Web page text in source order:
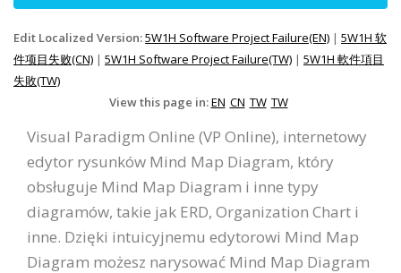
Edit Localized Version:5W1H Software Project Failure(EN) | 5W1H 软
件项目失败(CN) | 5W1H Software Project Failure(TW) | 5W1H 軟件項目
失敗(TW)
View this page in:EN CN TW TW
Visual Paradigm Online (VP Online), internetowy
edytor rysunków Mind Map Diagram, który
obsługuje Mind Map Diagram i inne typy
diagramów, takie jak ERD, Organization Chart i
inne. Dzięki intuicyjnemu edytorowi Mind Map
Diagram możesz narysować Mind Map Diagram